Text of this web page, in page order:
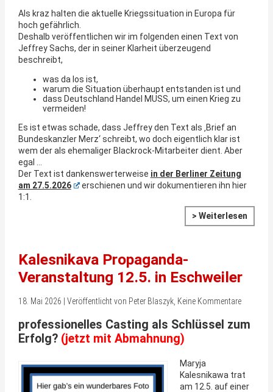
Als kraz halten die aktuelle Kriegssituation in Europa für
hoch gefährlich.
Deshalb veröffentlichen wir im folgenden einen Text von
Jeffrey Sachs, der in seiner Klarheit überzeugend
beschreibt,
was da los ist,
warum die Situation überhaupt entstanden ist und
dass Deutschland Handel MUSS, um einen Krieg zu
vermeiden!
Es ist etwas schade, dass Jeffrey den Text als ‚Brief an
Bundeskanzler Merz‘ schreibt, wo doch eigentlich klar ist
wem der als ehemaliger Blackrock-Mitarbeiter dient. Aber
egal …
Der Text ist dankenswerterweise in der Berliner Zeitung
am 27.5.2026
erschienen und wir dokumentieren ihn hier
1:1.
> Weiterlesen
Kalesnikava Propaganda-
Veranstaltung 12.5. in Eschweiler
18. Mai 2026 | Veröffentlicht von Peter Blaszyk, Keine Kommentare
professionelles Casting als Schlüssel zum
Erfolg?(jetzt mit Abmahnung)
Maryja
Kalesnikawa trat
am 12.5. auf einer